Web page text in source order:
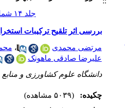
جلد ۱۴ شماره ۱ صفحات ۴۶-۳۷
بررسی اثر تلقیح ترکیبات
مرتضی محمدی ،
علیرضا صادقی ماهونک
دانشگاه علوم کشاورزی و
چکیده:
(۵۰۳۹ مشاهده)